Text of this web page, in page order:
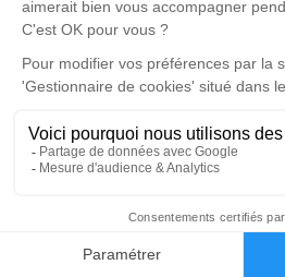
Faire-part
décembre 2025 à 14h00 à
Chambre Funéraire du Grand
Charles Maire - 25300
laisser vos condoléances,
souvenirs, une anecdote ou
est un lieu d'expression dédié
mémoire d’Alain ROBLIN.